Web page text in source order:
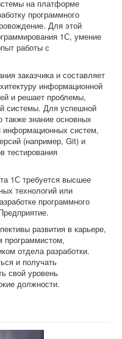
на платформе
программного
Для этой
1С, умение
работы с
заказчика и составляет
информационной
и решает проблемы,
системы. Для успешной
знание основных
информационных систем,
(например, Git) и
тестирования
1С требуется высшее
технологий или
программного
развития в карьере,
программистом,
отдела разработки.
и получать
свой уровень
должности.